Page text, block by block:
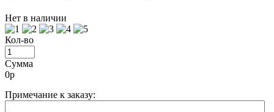
Нет в наличии
Кол-во
Сумма
0р
Примечание к заказу: